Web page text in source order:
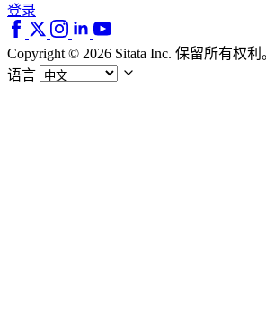
登录
Copyright © 2026 Sitata Inc. 保留所有权利
语言